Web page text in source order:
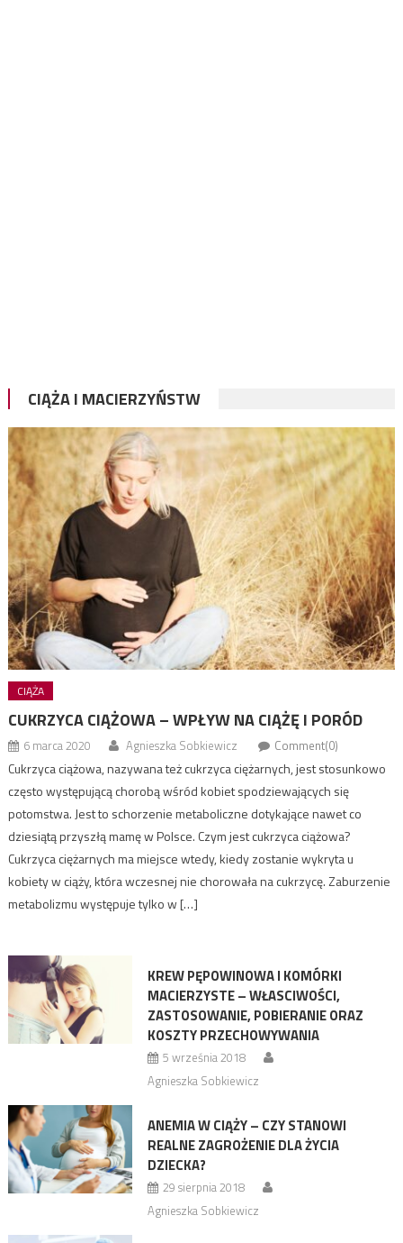
CIĄŻA I MACIERZYŃSTW
CIĄŻA
CUKRZYCA CIĄŻOWA – WPŁYW NA CIĄŻĘ I PORÓD
6 marca 2020 Agnieszka Sobkiewicz Comment(0)
Cukrzyca ciążowa, nazywana też cukrzyca ciężarnych, jest stosunkowo
często występującą chorobą wśród kobiet spodziewających się
potomstwa. Jest to schorzenie metaboliczne dotykające nawet co
dziesiątą przyszłą mamę w Polsce. Czym jest cukrzyca ciążowa?
Cukrzyca ciężarnych ma miejsce wtedy, kiedy zostanie wykryta u
kobiety w ciąży, która wczesnej nie chorowała na cukrzycę. Zaburzenie
metabolizmu występuje tylko w […]
KREW PĘPOWINOWA I KOMÓRKI
MACIERZYSTE – WŁASCIWOŚCI,
ZASTOSOWANIE, POBIERANIE ORAZ
KOSZTY PRZECHOWYWANIA
5 września 2018
Agnieszka Sobkiewicz
ANEMIA W CIĄŻY – CZY STANOWI
REALNE ZAGROŻENIE DLA ŻYCIA
DZIECKA?
29 sierpnia 2018
Agnieszka Sobkiewicz